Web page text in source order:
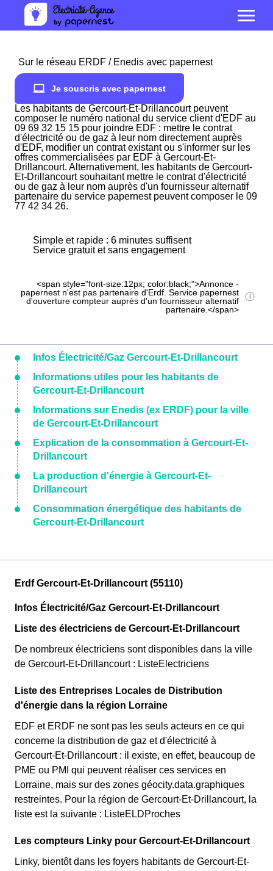
Sur le réseau ERDF / Enedis avec papernest
Je souscris avec papernest
Les habitants de Gercourt-Et-Drillancourt peuvent
composer le numéro national du service client d'EDF au
09 69 32 15 15 pour joindre EDF : mettre le contrat
d'électricité ou de gaz à leur nom directement auprès
d'EDF, modifier un contrat existant ou s'informer sur les
offres commercialisées par EDF à Gercourt-Et-
Drillancourt. Alternativement, les habitants de Gercourt-
Et-Drillancourt souhaitant mettre le contrat d'électricité
ou de gaz à leur nom auprès d'un fournisseur alternatif
partenaire du service papernest peuvent composer le 09
77 42 34 26.
Simple et rapide : 6 minutes suffisent
Service gratuit et sans engagement
<span style="font-size:12px; color:black;">Annonce -
papernest n'est pas partenaire d'Erdf. Service papernest
d'ouverture compteur auprès d'un fournisseur alternatif
partenaire.</span>
Infos Électricité/Gaz Gercourt-Et-Drillancourt
Informations utiles pour les habitants de
Gercourt-Et-Drillancourt
Informations sur Enedis (ex ERDF) pour la ville
de Gercourt-Et-Drillancourt
Explication de la consommation à Gercourt-Et-
Drillancourt
La production d'énergie à Gercourt-Et-
Drillancourt
Consommation énergétique des habitants de
Gercourt-Et-Drillancourt
Erdf Gercourt-Et-Drillancourt (55110)
Infos Électricité/Gaz Gercourt-Et-Drillancourt
Liste des électriciens de Gercourt-Et-Drillancourt
De nombreux électriciens sont disponibles dans la ville
de Gercourt-Et-Drillancourt : ListeElectriciens
Liste des Entreprises Locales de Distribution
d'énergie dans la région Lorraine
EDF et ERDF ne sont pas les seuls acteurs en ce qui
concerne la distribution de gaz et d'électricité à
Gercourt-Et-Drillancourt : il existe, en effet, beaucoup de
PME ou PMI qui peuvent réaliser ces services en
Lorraine, mais sur des zones géocity.data.graphiques
restreintes. Pour la région de Gercourt-Et-Drillancourt, la
liste est la suivante : ListeELDProches
Les compteurs Linky pour Gercourt-Et-Drillancourt
Linky, bientôt dans les foyers habitants de Gercourt-Et-